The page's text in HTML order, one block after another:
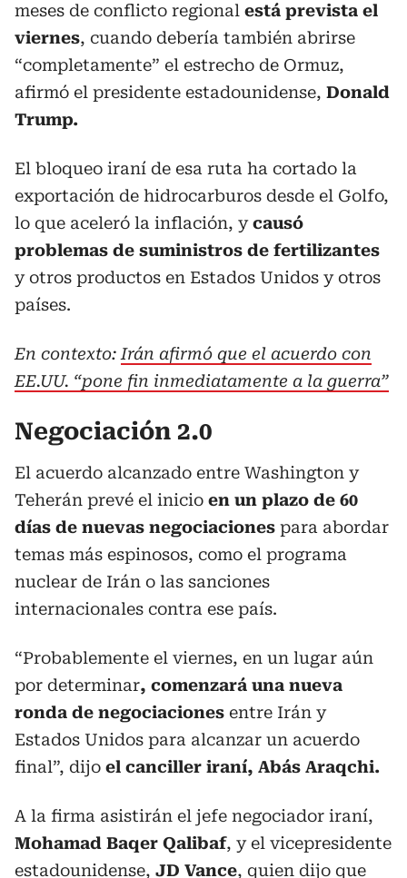
meses de conflicto regional está prevista el
viernes, cuando debería también abrirse
“completamente” el estrecho de Ormuz,
afirmó el presidente estadounidense, Donald
Trump.
El bloqueo iraní de esa ruta ha cortado la
exportación de hidrocarburos desde el Golfo,
lo que aceleró la inflación, ycausó
problemas de suministros de fertilizantes
y otros productos en Estados Unidos y otros
países.
En contexto: Irán afirmó que el acuerdo con
EE.UU. “pone fin inmediatamente a la guerra”
Negociación 2.0
El acuerdo alcanzado entre Washington y
Teherán prevé el inicio en un plazo de 60
días de nuevas negociaciones para abordar
temas más espinosos, como el programa
nuclear de Irán o las sanciones
internacionales contra ese país.
“Probablemente el viernes, en un lugar aún
por determinar, comenzará una nueva
ronda de negociaciones entre Irán y
Estados Unidos para alcanzar un acuerdo
final”, dijo el canciller iraní, Abás Araqchi.
A la firma asistirán el jefe negociador iraní,
Mohamad Baqer Qalibaf, y el vicepresidente
estadounidense, JD Vance, quien dijo que